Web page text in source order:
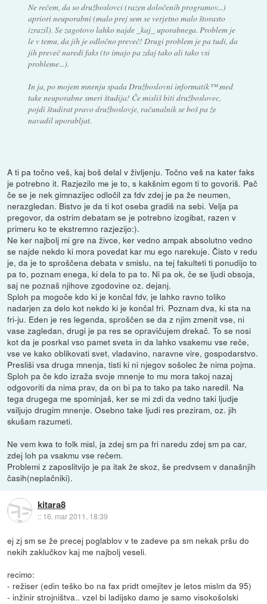
Ne rečem, da so družboslovci (razen določenih programov...)
apriori neuporabni (malo prej sem se verjetno malo štorasto
izrazil). Se zagotovo lahko najde _kaj_ uporabnega. Problem je
le v temu, da jih je odločno preveč! Drugi problem je pa tudi, da
jih preveč naredi faks (to imajo pa zdaj tako ali tako vsi
probleme...).
In ja, po mojem mnenju spada Družboslovni informatik™ med
take neuporabne smeri študija! Če misliš biti družboslovec,
pojdi študirat pravo družboslovje, računalnik se boš pa že
navadil uporabljat.
A ti pa točno veš, kaj boš delal v življenju. Točno veš na kater faks
je potrebno it. Razjezilo me je to, s kakšnim egom ti to govoriš. Pač
če se je nek gimnazijec odločil za fdv zdej je pa že neumen,
nerazgledan. Bistvo je da ti kot oseba gradiš na sebi. Velja pa
pregovor, da ostrim debatam se je potrebno izogibat, razen v
primeru ko te ekstremno razjezijo:).
Ne ker najbolj mi gre na živce, ker vedno ampak absolutno vedno
se najde nekdo ki mora povedat kar mu ego narekuje. Čisto v redu
je, da je to sproščena debata v smislu, na tej fakulteti ti ponudijo to
pa to, poznam enega, ki dela to pa to. Ni pa ok, če se ljudi obsoja,
saj ne poznaš njihove zgodovine oz. dejanj.
Sploh pa mogoče kdo ki je končal fdv, je lahko ravno toliko
nadarjen za delo kot nekdo ki je končal fri. Poznam dva, ki sta na
fri-ju. Eden je res legenda, sproščen se da z njim zmenit vse, ni
vase zagledan, drugi je pa res se opravičujem drekač. To se nosi
kot da je posrkal vso pamet sveta in da lahko vsakemu vse reče,
vse ve kako oblikovati svet, vladavino, naravne vire, gospodarstvo.
Presliši vsa druga mnenja, tisti ki ni njegov sošolec že nima pojma.
Sploh pa če kdo izraža svoje mnenje to mu mora takoj nazaj
odgovoriti da nima prav, da on bi pa to tako pa tako naredil. Na
tega drugega me spominjaš, ker se mi zdi da vedno taki ljudje
vsiljujo drugim mnenje. Osebno take ljudi res preziram, oz. jih
skušam razumeti.
Ne vem kwa to folk misl, ja zdej sm pa fri naredu zdej sm pa car,
zdej loh pa vsakmu vse rečem.
Problemi z zaposlitvijo je pa itak že skoz, še predvsem v današnjih
časih(neplačniki).
kitara8
:: 16. mar 2011, 18:39
ej zj sm se že precej poglablov v te zadeve pa sm nekak pršu do
nekih zaklučkov kaj me najbolj veseli.
recimo:
- režiser (edin teško bo na fax pridt omejitev je letos mislm da 95)
- inžinir strojništva.. vzel bi ladijsko damo je samo visokošolski